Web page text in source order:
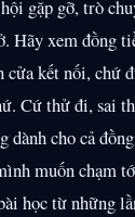
gặp gỡ, trò
Hãy xem đồng
cửa kết nối, chứ
Cứ thử đi, sai
dành cho cả
muốn chạm
học từ những